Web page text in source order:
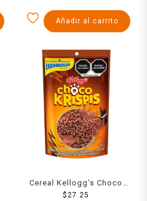
Añadir al carrito
Cereal Kellogg’s Choco
Krispis Ekonobolsa 135 g
$27.25